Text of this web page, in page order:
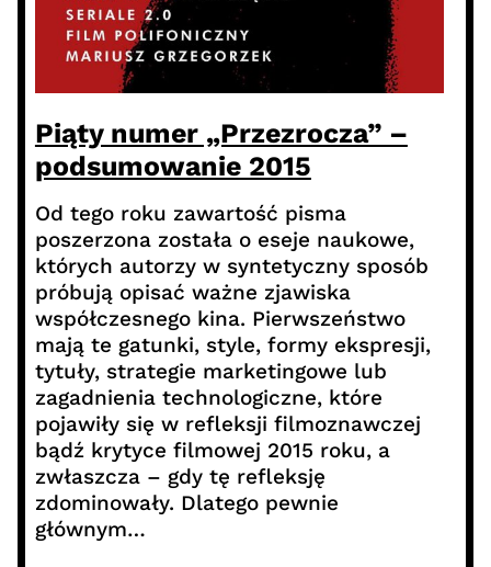
Piąty numer „Przezrocza” –
podsumowanie 2015
Od tego roku zawartość pisma
poszerzona została o eseje naukowe,
których autorzy w syntetyczny sposób
próbują opisać ważne zjawiska
współczesnego kina. Pierwszeństwo
mają te gatunki, style, formy ekspresji,
tytuły, strategie marketingowe lub
zagadnienia technologiczne, które
pojawiły się w refleksji filmoznawczej
bądź krytyce filmowej 2015 roku, a
zwłaszcza – gdy tę refleksję
zdominowały. Dlatego pewnie
głównym…